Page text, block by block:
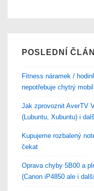
POSLEDNÍ
Fitness náramek /
nepotřebuje chytrý mobil
Jak zprovoznit AverTV
(Lubuntu, Xubuntu) i
Kupujeme rozbalený
čekat
Oprava chyby 5B00 a
(Canon iP4850 ale i